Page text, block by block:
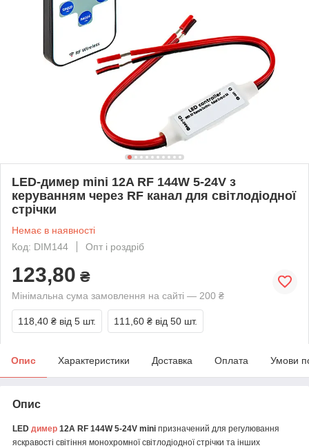
LED-димер mini 12A RF 144W 5-24V з
керуванням через RF канал для світлодіодної
стрічки
Немає в наявності
Код: DIM144
Опт і роздріб
123,80 ₴
Мінімальна сума замовлення на сайті — 200 ₴
118,40 ₴ від 5 шт. 111,60 ₴ від 50 шт.
Опис Характеристики Доставка Оплата Умови
Опис
LED димер 12A RF 144W 5-24V mini призначений для регулювання
яскравості світіння монохромної світлодіодної стрічки та інших